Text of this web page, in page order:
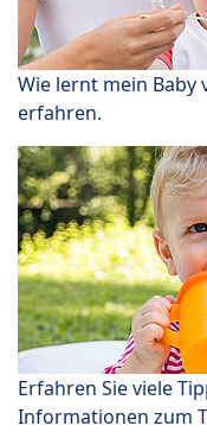
Wie lernt mein Baby
erfahren.
Erfahren Sie viele
Informationen zum